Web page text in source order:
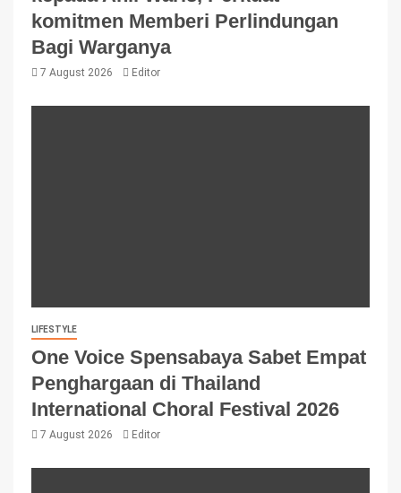
komitmen Memberi Perlindungan
Bagi Warganya
7 August 2026 Editor
LIFESTYLE
One Voice Spensabaya Sabet Empat
Penghargaan di Thailand
International Choral Festival 2026
7 August 2026 Editor